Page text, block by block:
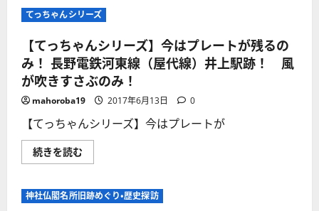
た
祠
祀
ら
れ
て
い
る！
に
い
て
さ
に
し
い
に
つ
い
て
さ
ら
に
読
む
島
の
現
様
が
祀
ら
れ
て
る
場
所
の
曲
川
てっちゃんシリーズ
【てっちゃんシリーズ】今はプレートが残るの
み！ 長野電鉄河東線（屋代線）井上駅跡！ 風
が吹きすさぶのみ！
mahoroba19 2017年6月13日 0
【てっちゃんシリーズ】今はプレートが
続きを読む
っ
ん
シ
神社仏閣名所旧跡めぐり・歴史探訪